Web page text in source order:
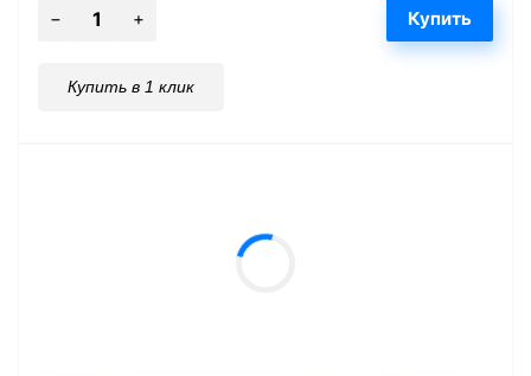
Купить в 1 клик